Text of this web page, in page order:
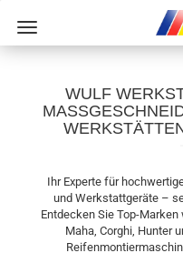
WULF
ERKSTÄTTEN
Ihr Experte für
und Werkstattgeräte –
Entdecken Sie Top-Marken
Maha, Corghi, Hunter